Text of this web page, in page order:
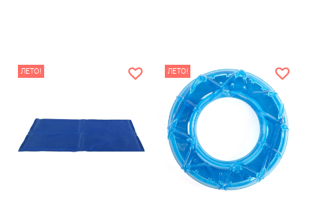
день.
Как
ЛЕТО! ЛЕТО!